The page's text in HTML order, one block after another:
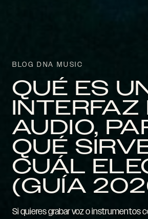
BLOG DNA MUSIC
QUÉ ES
INTERFAZ
AUDIO,
QUÉ
CUÁL
(GUÍA
Si quieres grabar voz o instrumentos